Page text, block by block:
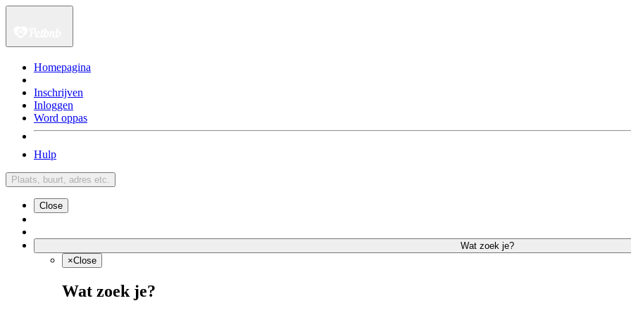
Homepagina
Inschrijven
Inloggen
Word oppas
Hulp
Plaats, buurt, adres etc.
Close
Wat zoek je?
×Close
Wat zoek je?